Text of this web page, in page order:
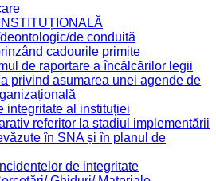
de conduită
cadourile primite
de raportare a încălcărilor legii
privind asumarea unei agende de
integritate al instituției
referitor la stadiul implementării
în SNA și în planul de
de integritate